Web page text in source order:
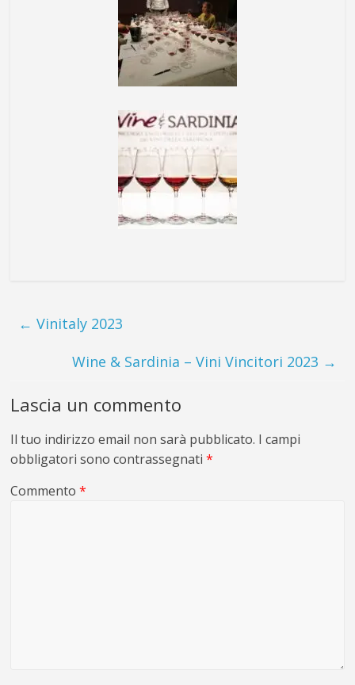
← Vinitaly 2023
Wine & Sardinia – Vini Vincitori 2023 →
Lascia un commento
Il tuo indirizzo email non sarà pubblicato. I campi
obbligatori sono contrassegnati*
Commento*